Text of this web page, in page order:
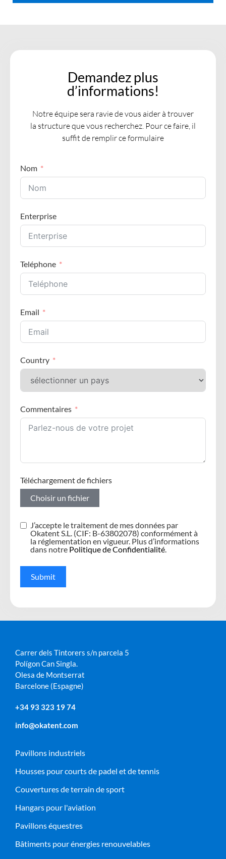
Demandez plus
d’informations!
Notre équipe sera ravie de vous aider à trouver
la structure que vous recherchez. Pour ce faire, il
suffit de remplir ce formulaire
Nom
Enterprise
Teléphone
Email
Country
Commentaires
Téléchargement de fichiers
Choisir un fichier
J’accepte le traitement de mes données par
Okatent S.L. (CIF: B-63802078) conformément à
la réglementation en vigueur. Plus d’informations
dans notre Politique de Confidentialité.
Submit
Carrer dels Tintorers s/n parcela 5
Polígon Can Singla.
Olesa de Montserrat
Barcelone (Espagne)
+34 93 323 19 74
info@okatent.com
Pavillons industriels
Housses pour courts de padel et de tennis
Couvertures de terrain de sport
Hangars pour l'aviation
Pavillons équestres
Bâtiments pour énergies renouvelables